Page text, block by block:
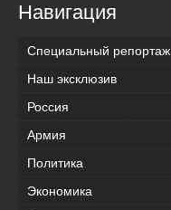
Навигация
Специальный репортаж
Наш эксклюзив
Россия
Армия
Политика
Экономика